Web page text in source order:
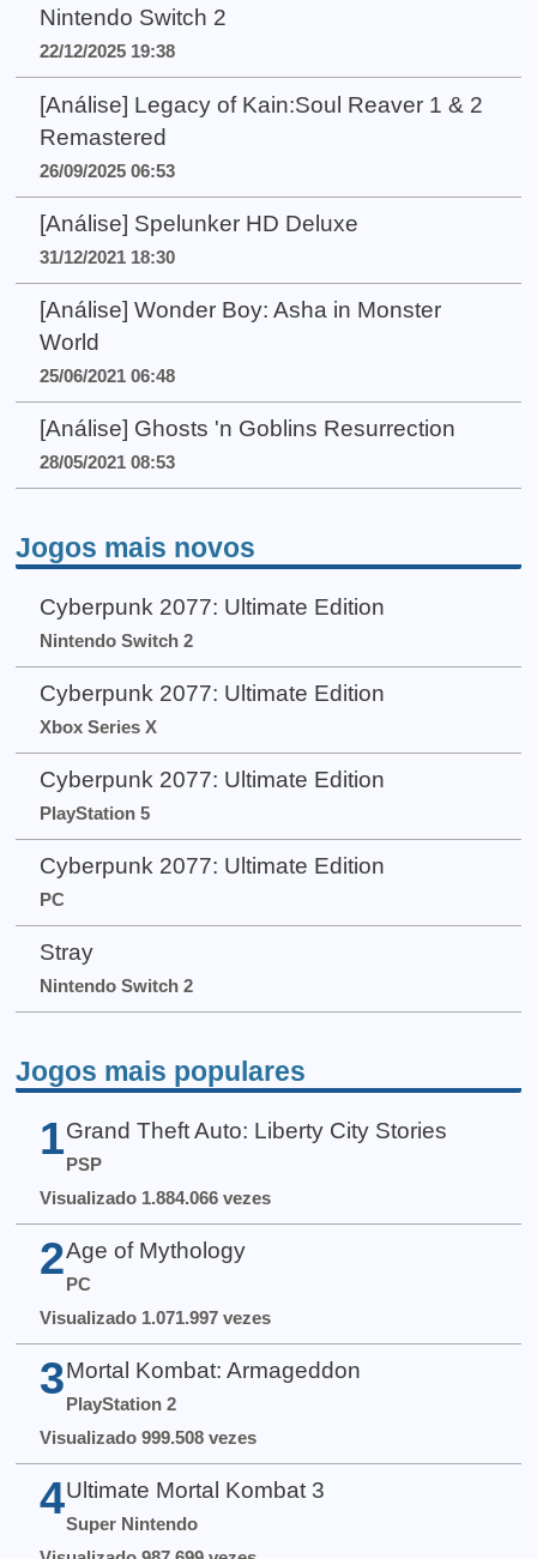
Nintendo Switch 2
22/12/2025 19:38
[Análise] Legacy of Kain:Soul Reaver 1 & 2
Remastered
26/09/2025 06:53
[Análise] Spelunker HD Deluxe
31/12/2021 18:30
[Análise] Wonder Boy: Asha in Monster
World
25/06/2021 06:48
[Análise] Ghosts 'n Goblins Resurrection
28/05/2021 08:53
Jogos mais novos
Cyberpunk 2077: Ultimate Edition
Nintendo Switch 2
Cyberpunk 2077: Ultimate Edition
Xbox Series X
Cyberpunk 2077: Ultimate Edition
PlayStation 5
Cyberpunk 2077: Ultimate Edition
PC
Stray
Nintendo Switch 2
Jogos mais populares
1 Grand Theft Auto: Liberty City Stories
PSP
Visualizado 1.884.066 vezes
2 Age of Mythology
PC
Visualizado 1.071.997 vezes
3 Mortal Kombat: Armageddon
PlayStation 2
Visualizado 999.508 vezes
4 Ultimate Mortal Kombat 3
Super Nintendo